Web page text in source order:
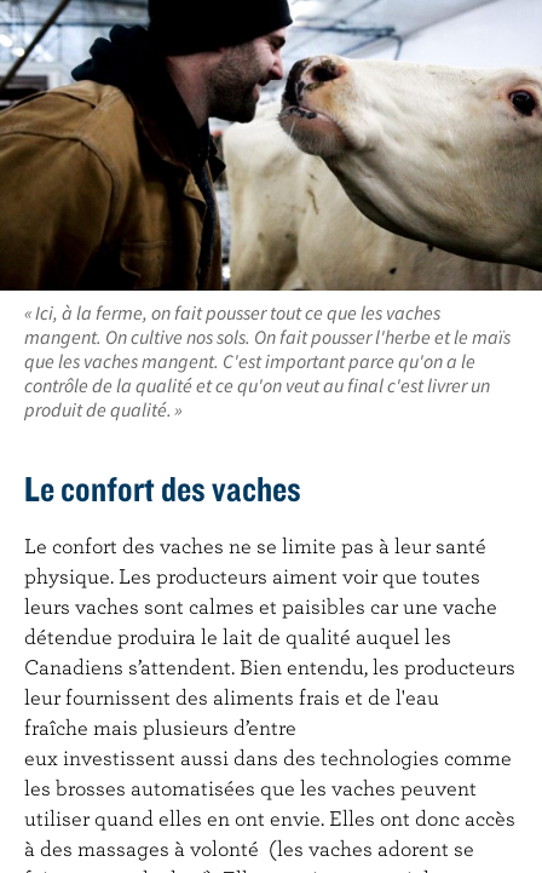
« Ici, à la ferme, on fait pousser tout ce que les vaches
mangent. On cultive nos sols. On fait pousser l'herbe et le maïs
que les vaches mangent. C'est important parce qu'on a le
contrôle de la qualité et ce qu'on veut au final c'est livrer un
produit de qualité. »
Le confort des vaches
Le confort des vaches ne se limite pas à leur santé
physique. Les producteurs aiment voir que toutes
leurs vaches sont calmes et paisibles car une vache
détendue produira le lait de qualité auquel les
Canadiens s’attendent. Bien entendu, les producteurs
leur fournissent des aliments frais et de l'eau
fraîche mais plusieurs d’entre
eux investissent aussi dans des technologies comme
les brosses automatisées que les vaches peuvent
utiliser quand elles en ont envie. Elles ont donc accès
à des massages à volonté (les vaches adorent se